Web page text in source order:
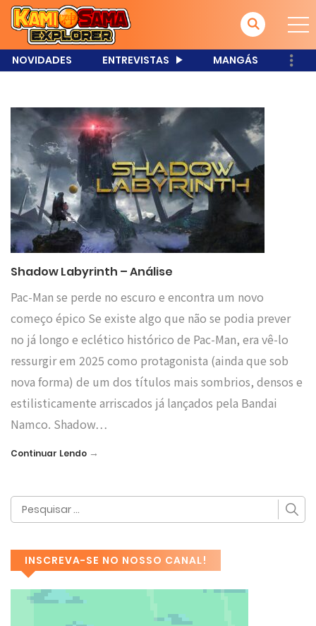
NOVIDADES ENTREVISTAS MANGÁS
Shadow Labyrinth – Análise
Pac-Man se perde no escuro e encontra um novo
começo épico Se existe algo que não se podia prever
no já longo e eclético histórico de Pac-Man, era vê-lo
ressurgir em 2025 como protagonista (ainda que sob
nova forma) de um dos títulos mais sombrios, densos e
estilisticamente arriscados já lançados pela Bandai
Namco. Shadow…
Continuar Lendo →
INSCREVA-SE NO NOSSO CANAL!